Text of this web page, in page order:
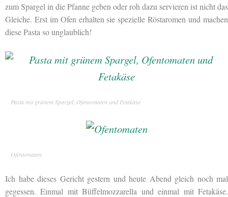
zum Spargel in die Pfanne geben oder roh dazu servieren ist nicht das
Gleiche. Erst im Ofen erhalten sie spezielle Röstaromen und machen
diese Pasta so unglaublich!
Pasta mit grünem Spargel, Ofentomaten und Fetakäse
Ofentomaten
Ich habe dieses Gericht gestern und heute Abend gleich noch mal
gegessen. Einmal mit Büffelmozzarella und einmal mitFetakäse.